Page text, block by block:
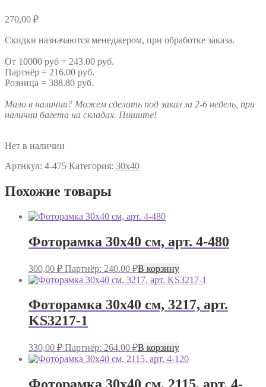
270,00 ₽
Скидки назначаются менеджером, при обработке заказа.
От 10000 руб = 243.00 руб.
Партнёр = 216.00 руб.
Розница = 388.80 руб.
Мало в наличии? Можем сделать под заказ за 2-6 недель, при
наличии багета на складах. Пишите!
Нет в наличии
Артикул: 4-475 Категория: 30х40
Похожие товары
Фоторамка 30х40 см, арт. 4-480
300,00 ₽ Партнёр: 240.00 ₽В корзину
Фоторамка 30х40 см, 3217, арт.
KS3217-1
330,00 ₽ Партнёр: 264.00 ₽В корзину